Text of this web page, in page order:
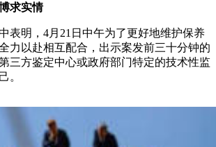
求实情
表明，4月21日中午为了更好地维护保养
力以赴相互配合，出示案发前三十分钟的
三方鉴定中心或政府部门特定的技术性监
。